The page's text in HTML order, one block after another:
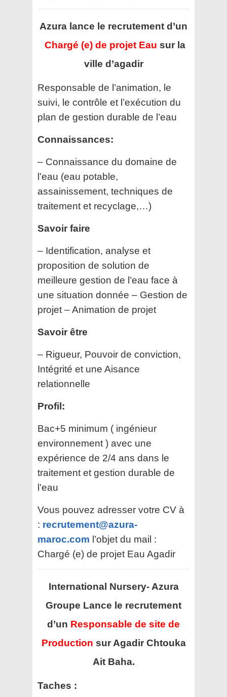
Azura lance le recrutement d’un
Chargé (e) de projet Eau sur la
ville d’agadir
Responsable de l’animation, le
suivi, le contrôle et l’exécution du
plan de gestion durable de l’eau
Connaissances:
– Connaissance du domaine de
l’eau (eau potable,
assainissement, techniques de
traitement et recyclage,…)
Savoir faire
– Identification, analyse et
proposition de solution de
meilleure gestion de l’eau face à
une situation donnée – Gestion de
projet – Animation de projet
Savoir être
– Rigueur, Pouvoir de conviction,
Intégrité et une Aisance
relationnelle
Profil:
Bac+5 minimum ( ingénieur
environnement ) avec une
expérience de 2/4 ans dans le
traitement et gestion durable de
l’eau
Vous pouvez adresser votre CV à
: recrutement@azura-
maroc.com l’objet du mail :
Chargé (e) de projet Eau Agadir
International Nursery- Azura
Groupe Lance le recrutement
d’un Responsable de site de
Production sur Agadir Chtouka
Ait Baha.
Taches :